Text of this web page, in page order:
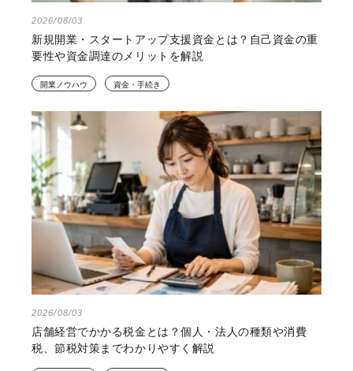
2026/08/03
新規開業・スタートアップ支援資金とは？自己資金の重
要性や資金調達のメリットを解説
開業ノウハウ 資金・手続き
2026/08/03
店舗経営でかかる税金とは？個人・法人の種類や消費
税、節税対策までわかりやすく解説